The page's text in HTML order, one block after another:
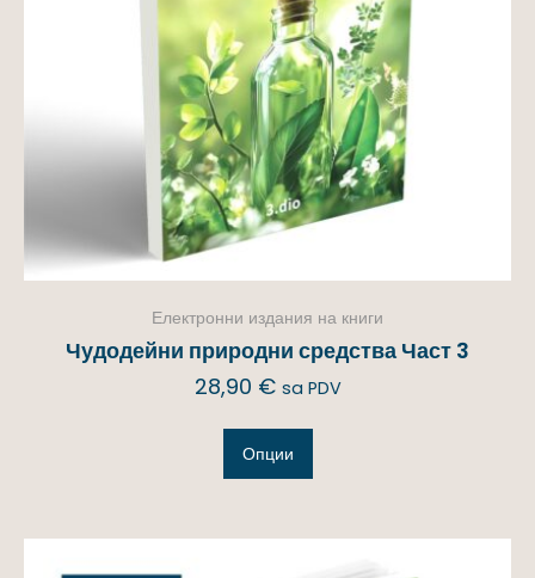
Електронни издания на книги
Чудодейни природни средства Част 3
28,90 € sa PDV
Опции